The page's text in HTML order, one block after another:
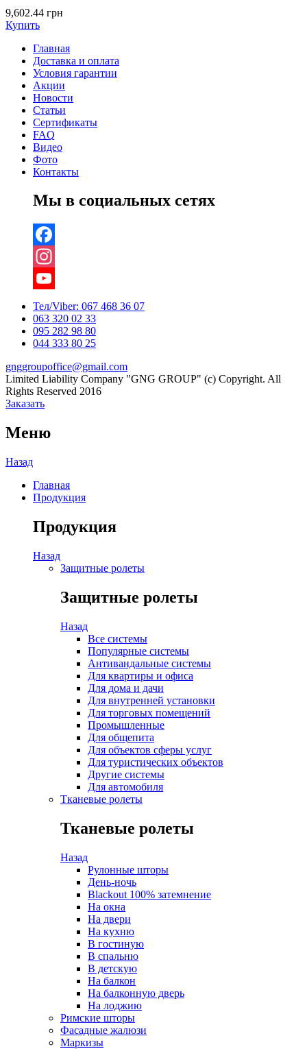
9,602.44 грн
Купить
Главная
Доставка и оплата
Условия гарантии
Акции
Новости
Статьи
Сертификаты
FAQ
Видео
Фото
Контакты
Мы в социальных сетях
Facebook
Instagram
YouTube
Channel
Тел/Viber: 067 468 36 07
063 320 02 33
095 282 98 80
044 333 80 25
gnggroupoffice@gmail.com
Limited Liability Company "GNG GROUP" (c) Copyright. All
Rights Reserved 2016
Заказать
Меню
Назад
Главная
Продукция
Продукция
Назад
Защитные ролеты
Защитные ролеты
Назад
Все системы
Популярные системы
Антивандальные системы
Для квартиры и офиса
Для дома и дачи
Для внутренней установки
Для торговых помещений
Промышленные
Для общепита
Для объектов сферы услуг
Для туристических объектов
Другие системы
Для автомобиля
Тканевые ролеты
Тканевые ролеты
Назад
Рулонные шторы
День-ночь
Blackout 100% затемнение
На окна
На двери
На кухню
В гостиную
В спальню
В детскую
На балкон
На балконную дверь
На лоджию
Римские шторы
Фасадные жалюзи
Маркизы